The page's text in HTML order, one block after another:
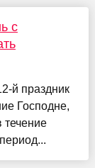
с
й праздник
Господне,
течение